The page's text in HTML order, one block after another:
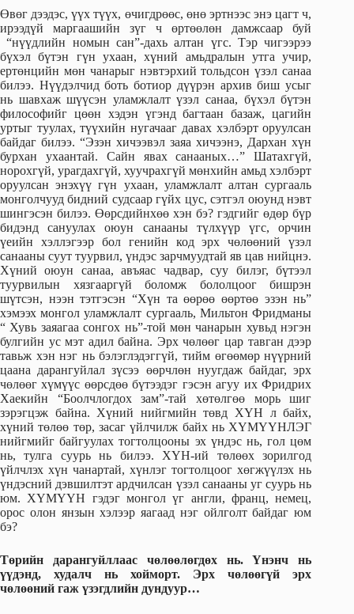
Өвөг дээдэс, үүх түүх, өчигдрөөс, өнө эртнээс энэ цагт ч,
ирээдүй маргаашийн зүг ч өртөөлөн дамжсаар буй
“нүүдлийн номын сан”-дахь алтан үгс. Тэр чигээрээ
бүхэл бүтэн гүн ухаан, хүний амьдралын утга учир,
ертөнцийн мөн чанарыг нэвтэрхий тольдсон үзэл санаа
билээ. Нүүдэлчид боть ботиор дүүрэн архив биш усыг
нь шавхаж шүүсэн уламжлалт үзэл санаа, бүхэл бүтэн
философийг цөөн хэдэн үгэнд багтаан базаж, цагийн
уртыг туулах, түүхийн нугачааг давах хэлбэрт оруулсан
байдаг билээ. “Эзэн хичээвэл заяа хичээнэ, Дархан хүн
бурхан ухаантай. Сайн явах санааных…” Шатахгүй,
норохгүй, урагдахгүй, хуучрахгүй мөнхийн амьд хэлбэрт
оруулсан энэхүү гүн ухаан, уламжлалт алтан сургааль
монголчууд бидний судсаар гүйх цус, сэтгэл оюунд нэвт
шингэсэн билээ. Өөрсдийнхөө хэн бэ? гэдгийг өдөр бүр
бидэнд сануулах оюун санааны түлхүүр үгс, орчин
үеийн хэллэгээр бол генийн код эрх чөлөөний үзэл
санааны суут туурвил, үндэс зарчмуудтай яв цав нийцнэ.
Хүний оюун санаа, авъяас чадвар, суу билэг, бүтээл
туурвилын хязгааргүй боломж бололцоог бишрэн
шүтсэн, нээн тэтгэсэн “Хүн та өөрөө өөртөө эзэн нь”
хэмээх монгол уламжлалт сургааль, Мильтон Фридманы
“ Хувь заяагаа сонгох нь”-той мөн чанарын хувьд нэгэн
булгийн ус мэт адил байна. Эрх чөлөөг цар тавган дээр
тавьж хэн нэг нь бэлэглэдэггүй, тийм өгөөмөр нүүрний
цаана дарангуйлал зүсээ өөрчлөн нуугдаж байдаг, эрх
чөлөөг хүмүүс өөрсдөө бүтээдэг гэсэн агуу их Фридрих
Хаекийн “Боолчлогдох зам”-тай хөтөлгөө морь шиг
зэрэгцэж байна. Хүний нийгмийн төвд ХҮН л байх,
хүний төлөө төр, засаг үйлчилж байх нь ХҮМҮҮНЛЭГ
нийгмийг байгуулах тогтолцооны эх үндэс нь, гол цөм
нь, тулга суурь нь билээ. ХҮН-ий төлөөх зорилгод
үйлчлэх хүн чанартай, хүнлэг тогтолцоог хөгжүүлэх нь
үндэсний дэвшилтэт ардчилсан үзэл санааны уг суурь нь
юм. ХҮМҮҮН гэдэг монгол үг англи, франц, немец,
орос олон янзын хэлээр яагаад нэг ойлголт байдаг юм
бэ?
Төрийн дарангуйллаас чөлөөлөгдөх нь. Үнэнч нь
үүдэнд, худалч нь хойморт. Эрх чөлөөгүй эрх
чөлөөний гаж үзэгдлийн дундуур…